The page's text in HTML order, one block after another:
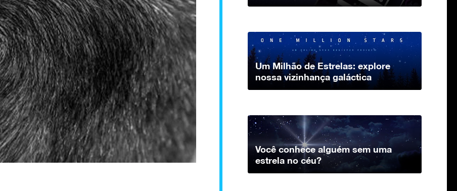
Um Milhão de Estrelas: explore
nossa vizinhança galáctica
Você conhece alguém sem uma
estrela no céu?